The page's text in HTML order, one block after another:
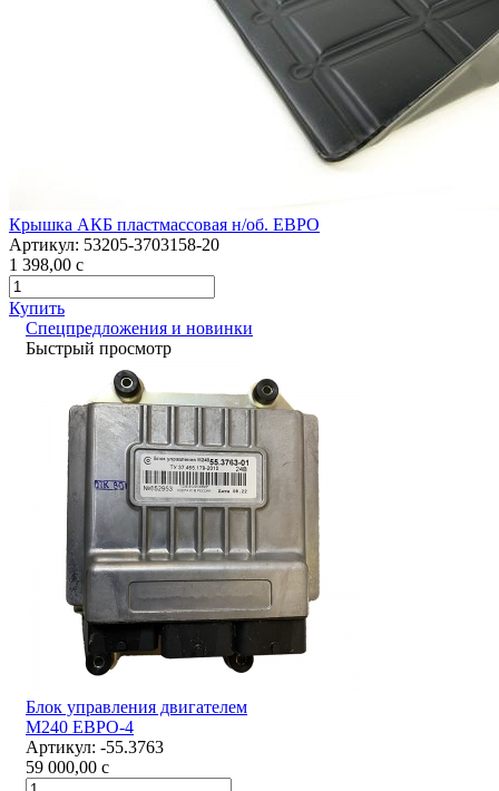
Крышка АКБ пластмассовая н/об. ЕВРО
Артикул: 53205-3703158-20
1 398,00 c
Купить
Спецпредложения и новинки
Быстрый просмотр
Блок управления двигателем
М240 ЕВРО-4
Артикул: -55.3763
59 000,00 c